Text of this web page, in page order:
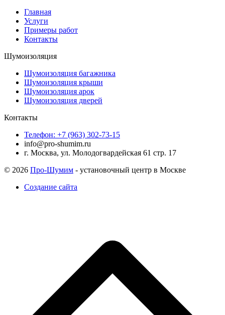
Главная
Услуги
Примеры работ
Контакты
Шумоизоляция
Шумоизоляция багажника
Шумоизоляция крыши
Шумоизоляция арок
Шумоизоляция дверей
Контакты
Телефон: +7 (963) 302-73-15
info@pro-shumim.ru
г. Москва, ул. Молодогвардейская 61 стр. 17
© 2026 Про-Шумим - установочный центр в Москве
Создание сайта